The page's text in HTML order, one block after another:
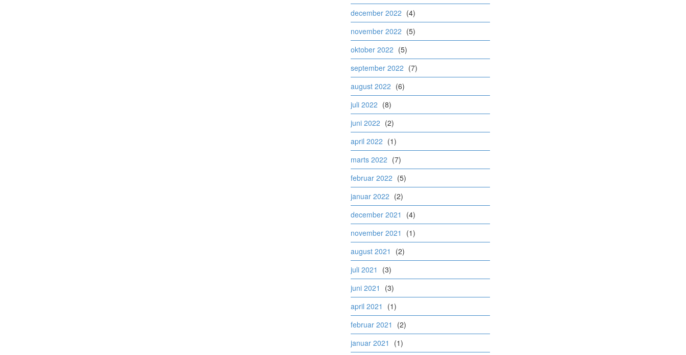
december 2022 (4)
november 2022 (5)
oktober 2022 (5)
september 2022 (7)
august 2022 (6)
juli 2022 (8)
juni 2022 (2)
april 2022 (1)
marts 2022 (7)
februar 2022 (5)
januar 2022 (2)
december 2021
(4)
november 2021
(1)
august 2021
(2)
juli 2021
(3)
juni 2021
(3)
april 2021
(1)
februar 2021
(2)
januar 2021
(1)